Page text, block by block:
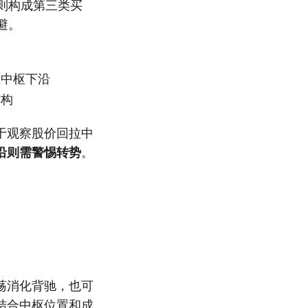
构成第三类买
枢下沿
观察股价回拉中
则需警惕转势。
消化背驰，也可
合中枢位置和成